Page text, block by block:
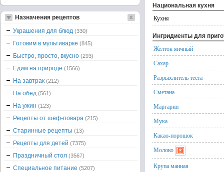
Национальная кухня
Кухня
Ингридиенты для
Желток яичный
Сахар
Разрыхлитель теста
Сметана
Маргарин
Мука
Какао-порошок
Молоко
Крупа манная
Назначения рецептов
Украшения для блюд (330)
Готовим в мультиварке (845)
Быстро, просто, вкусно (293)
Едим на природе (1566)
На завтрак (212)
На обед (561)
На ужин (123)
Рецепты от шеф-повара (215)
Старинные рецепты (13)
Рецепты для детей (7375)
Праздничный стол (3567)
Специальное питание (5207)